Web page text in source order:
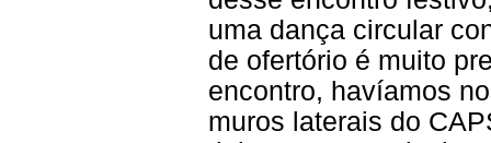
uma dança circular
de ofertório é muito
encontro, havíamos
muros laterais do